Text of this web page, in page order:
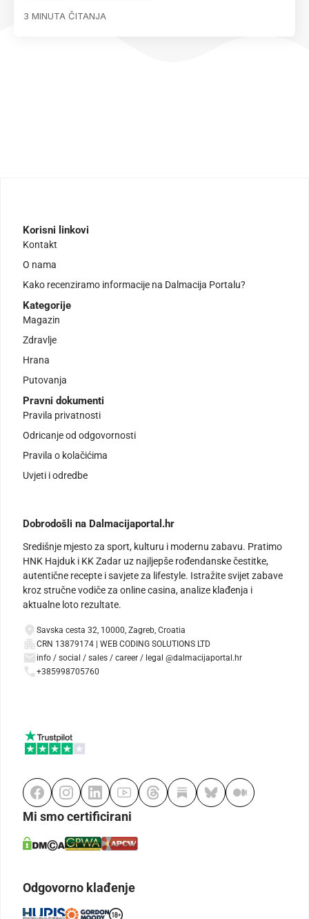
3 MINUTA ČITANJA
Korisni linkovi
Kontakt
O nama
Kako recenziramo informacije na Dalmacija Portalu?
Kategorije
Magazin
Zdravlje
Hrana
Putovanja
Pravni dokumenti
Pravila privatnosti
Odricanje od odgovornosti
Pravila o kolačićima
Uvjeti i odredbe
Dobrodošli na Dalmacijaportal.hr
Središnje mjesto za sport, kulturu i modernu zabavu. Pratimo
HNK Hajduk i KK Zadar uz najljepše rođendanske čestitke,
autentične recepte i savjete za lifestyle. Istražite svijet zabave
kroz stručne vodiče za online casina, analize klađenja i
aktualne loto rezultate.
Savska cesta 32, 10000, Zagreb, Croatia
CRN 13879174 | WEB CODING SOLUTIONS LTD
info / social / sales / career / legal @dalmacijaportal.hr
+385998705760
Mi smo certificirani
Odgovorno klađenje